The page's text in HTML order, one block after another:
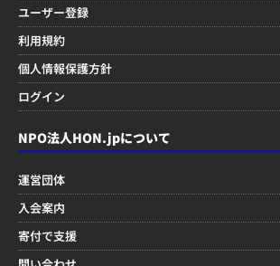
ユーザー登録
利用規約
個人情報保護方針
ログイン
NPO法人HON.jpについて
運営団体
入会案内
寄付で支援